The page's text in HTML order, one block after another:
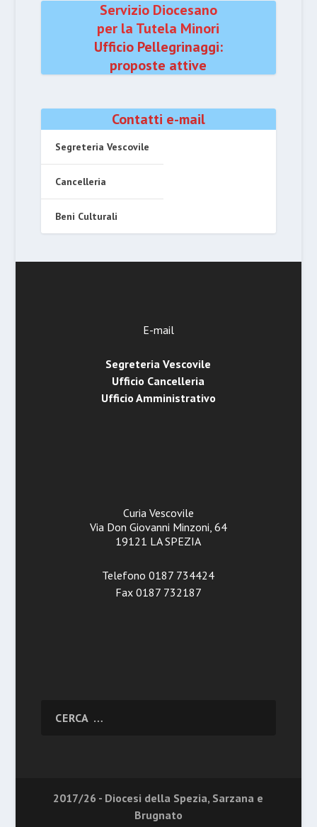
Servizio Diocesano
per la Tutela Minori
Ufficio Pellegrinaggi:
proposte attive
Contatti e-mail
Segreteria Vescovile
Cancelleria
Beni Culturali
E-mail
Segreteria Vescovile
Ufficio Cancelleria
Ufficio Amministrativo
Curia Vescovile
Via Don Giovanni Minzoni, 64
19121 LA SPEZIA
Telefono 0187 734424
Fax 0187 732187
2017/26 - Diocesi della Spezia, Sarzana e
Brugnato